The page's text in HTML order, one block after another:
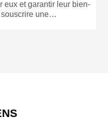
eux et garantir leur bien-
souscrire une…